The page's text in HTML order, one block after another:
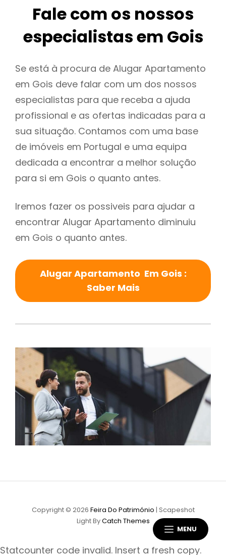
MENU
Fale com os nossos
especialistas em Gois
Se está à procura de Alugar Apartamento
em Gois deve falar com um dos nossos
especialistas para que receba a ajuda
profissional e as ofertas indicadas para a
sua situação. Contamos com uma base
de imóveis em Portugal e uma equipa
dedicada a encontrar a melhor solução
para si em Gois o quanto antes.
Iremos fazer os possiveis para ajudar a
encontrar Alugar Apartamento diminuiu
em Gois o quanto antes.
Alugar Apartamento Em Gois :
Saber Mais
Copyright © 2026 Feira Do Património | Scapeshot
Light ByCatch Themes
Statcounter code invalid. Insert a fresh copy.